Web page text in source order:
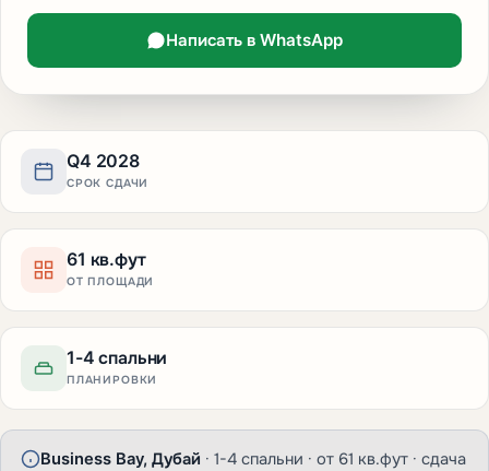
Q4 2028
СРОК СДАЧИ
61 кв.фут
ОТ ПЛОЩАДИ
1-4 спальни
ПЛАНИРОВКИ
Business Bay, Дубай · 1-4 спальни · от 61 кв.фут · сдача
Написать в WhatsApp